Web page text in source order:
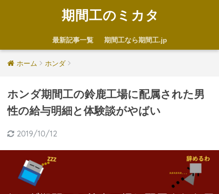
期間工のミカタ
最新記事一覧 期間工なら期間工.jp
ホーム ホンダ
ホンダ期間工の鈴鹿工場に配属された男
性の給与明細と体験談がやばい
2019/10/12